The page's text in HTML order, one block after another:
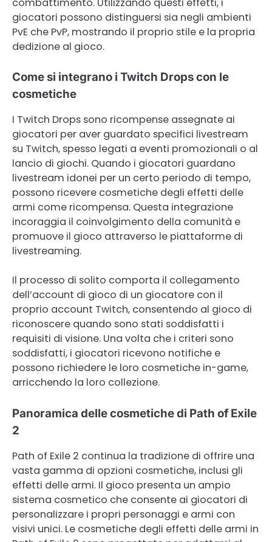
combattimento. Utilizzando questi effetti, i
giocatori possono distinguersi sia negli ambienti
PvE che PvP, mostrando il proprio stile e la propria
dedizione al gioco.
Come si integrano i Twitch Drops con le
cosmetiche
I Twitch Drops sono ricompense assegnate ai
giocatori per aver guardato specifici livestream
su Twitch, spesso legati a eventi promozionali o al
lancio di giochi. Quando i giocatori guardano
livestream idonei per un certo periodo di tempo,
possono ricevere cosmetiche degli effetti delle
armi come ricompensa. Questa integrazione
incoraggia il coinvolgimento della comunità e
promuove il gioco attraverso le piattaforme di
livestreaming.
Il processo di solito comporta il collegamento
dell’account di gioco di un giocatore con il
proprio account Twitch, consentendo al gioco di
riconoscere quando sono stati soddisfatti i
requisiti di visione. Una volta che i criteri sono
soddisfatti, i giocatori ricevono notifiche e
possono richiedere le loro cosmetiche in-game,
arricchendo la loro collezione.
Panoramica delle cosmetiche di Path of Exile
2
Path of Exile 2 continua la tradizione di offrire una
vasta gamma di opzioni cosmetiche, inclusi gli
effetti delle armi. Il gioco presenta un ampio
sistema cosmetico che consente ai giocatori di
personalizzare i propri personaggi e armi con
visivi unici. Le cosmetiche degli effetti delle armi in